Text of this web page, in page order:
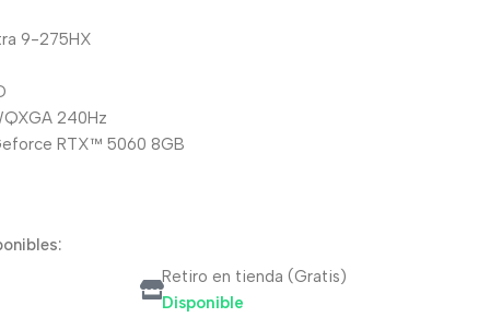
9-275HX
240Hz
RTX™ 5060 8GB
Retiro en tienda (Gratis)
Disponible